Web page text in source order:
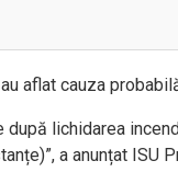
aflat cauza
lichidarea
a anunțat ISU